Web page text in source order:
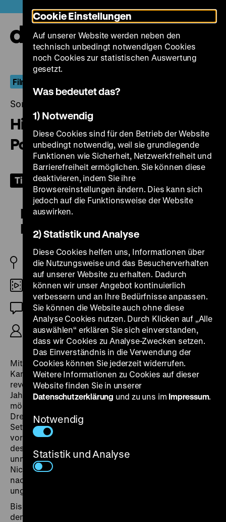
zum
Seiteninhalt
springen
Film und politische Öffentlichkeit
Sonntag, 01. August 2021, 19.00 Uhr
Hier Strauss & Der
Polizeistaatsbesuch & Tor 2
Tickets
Hier Strauss – D.A. Pennebaker
Meets F.J.S.
US 1965
Digital SD
OF
R: D.A. Pennebaker, 35'
Mit dem Aufkommen von portablen 16-Millimeter-
Kameras und Synchronaufnahmegeräten
revolutionierte und entfesselte sich ab den 1960er-
Jahren der Dokumentarfilm: Filmemachern war es nun
möglich, ohne große Teams, akkurate Vorplanung und
Drehbücher reale Akteure in weitgehend ungestellten
Settings aufzuzeichnen und den authentischen Ton
vor Ort einzufangen. Zur Maxime wurde eine Praxis
des Dokumentarischen, die auf einen möglichst
unmittelbaren Realitätseindruck zielt und sich durch
Nicht-Intervention in das Geschehen, den Verzicht auf
nachträglich hinzugefügte mediale Effekte und betont
ungeschliffene Gestaltungssignaturen auszeichnet.
Bis heute ist dieser
dem US-amerikanischen
Cookie Einstellungen
Auf unserer Website werden neben den
technisch unbedingt notwendigen Cookies
noch Cookies zur statistischen Auswertung
gesetzt.
Was bedeutet das?
1) Notwendig
Diese Cookies sind für den Betrieb der Website
unbedingt notwendig, weil sie grundlegende
Funktionen wie Sicherheit, Netzwerkfreiheit und
Barrierefreiheit ermöglichen. Sie können diese
deaktivieren, indem Sie ihre
Browsereinstellungen ändern. Dies kann sich
jedoch auf die Funktionsweise der Website
auswirken.
2) Statistik und Analyse
Diese Cookies helfen uns, Informationen über
die Nutzungsweise und das Besucherverhalten
auf unserer Website zu erhalten. Dadurch
können wir unser Angebot kontinuierlich
verbessern und an Ihre Bedürfnisse anpassen.
Sie können die Website auch ohne diese
Analyse Cookies nutzen. Durch Klicken auf „Alle
auswählen“ erklären Sie sich einverstanden,
dass wir Cookies zu Analyse-Zwecken setzen.
Das Einverständnis in die Verwendung der
Cookies können Sie jederzeit widerrufen.
Weitere Informationen zu Cookies auf dieser
Website finden Sie in unserer
Datenschutzerklärung und zu uns im Impressum.
Notwendig
Statistik und Analyse